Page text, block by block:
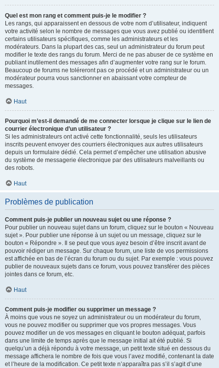
Quel est mon rang et comment puis-je le modifier ?
Les rangs, qui apparaissent en dessous de votre nom d’utilisateur, indiquent
votre activité selon le nombre de messages que vous avez publié ou identifient
certains utilisateurs spécifiques, comme les administrateurs et les
modérateurs. Dans la plupart des cas, seul un administrateur du forum peut
modifier le texte des rangs du forum. Merci de ne pas abuser de ce système en
publiant inutilement des messages afin d’augmenter votre rang sur le forum.
Beaucoup de forums ne toléreront pas ce procédé et un administrateur ou un
modérateur pourra vous sanctionner en abaissant votre compteur de
messages.
Haut
Pourquoi m’est-il demandé de me connecter lorsque je clique sur le lien de
courrier électronique d’un utilisateur ?
Si les administrateurs ont activé cette fonctionnalité, seuls les utilisateurs
inscrits peuvent envoyer des courriers électroniques aux autres utilisateurs
depuis un formulaire dédié. Cela permet d’empêcher une utilisation abusive
du système de messagerie électronique par des utilisateurs malveillants ou
des robots.
Haut
Problèmes de publication
Comment puis-je publier un nouveau sujet ou une réponse ?
Pour publier un nouveau sujet dans un forum, cliquez sur le bouton « Nouveau
sujet ». Pour publier une réponse à un sujet ou un message, cliquez sur le
bouton « Répondre ». Il se peut que vous ayez besoin d’être inscrit avant de
pouvoir rédiger un message. Sur chaque forum, une liste de vos permissions
est affichée en bas de l’écran du forum ou du sujet. Par exemple : vous pouvez
publier de nouveaux sujets dans ce forum, vous pouvez transférer des pièces
jointes dans ce forum, etc.
Haut
Comment puis-je modifier ou supprimer un message ?
À moins que vous ne soyez un administrateur ou un modérateur du forum,
vous ne pouvez modifier ou supprimer que vos propres messages. Vous
pouvez modifier un de vos messages en cliquant le bouton adéquat, parfois
dans une limite de temps après que le message initial ait été publié. Si
quelqu’un a déjà répondu à votre message, un petit texte situé en dessous du
message affichera le nombre de fois que vous l’avez modifié, contenant la date
et l’heure de la modification. Ce petit texte n’apparaîtra pas s’il s’agit d’une